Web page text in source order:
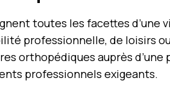
toutes les facettes d’une
professionnelle, de loisirs
orthopédiques auprès d’une
professionnels exigeants.